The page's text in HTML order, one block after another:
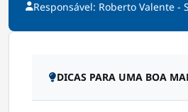
Responsável: Roberto Valente -
DICAS PARA UMA BOA